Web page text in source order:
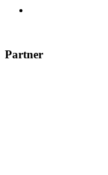
Partner